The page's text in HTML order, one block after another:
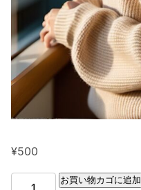
¥500
お買い物カゴに追加